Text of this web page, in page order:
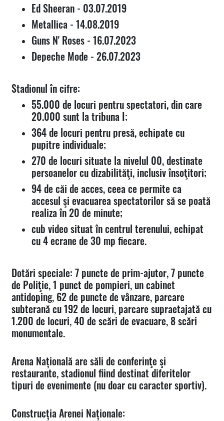
Ed Sheeran - 03.07.2019
Metallica - 14.08.2019
Guns N' Roses - 16.07.2023
Depeche Mode - 26.07.2023
Stadionul în cifre:
55.000 de locuri pentru spectatori, din care
20.000 sunt la tribuna I;
364 de locuri pentru presă, echipate cu
pupitre individuale;
270 de locuri situate la nivelul 00, destinate
persoanelor cu dizabilităţi, inclusiv însoţitori;
94 de căi de acces, ceea ce permite ca
accesul şi evacuarea spectatorilor să se poată
realiza în 20 de minute;
cub video situat în centrul terenului, echipat
cu 4 ecrane de 30 mp fiecare.
Dotări speciale: 7 puncte de prim-ajutor, 7 puncte
de Poliţie, 1 punct de pompieri, un cabinet
antidoping, 62 de puncte de vânzare, parcare
subterană cu 192 de locuri, parcare supraetajată cu
1.200 de locuri, 40 de scări de evacuare, 8 scări
monumentale.
Arena Națională are săli de conferinţe şi
restaurante, stadionul fiind destinat diferitelor
tipuri de evenimente (nu doar cu caracter sportiv).
Construcția Arenei Naționale: